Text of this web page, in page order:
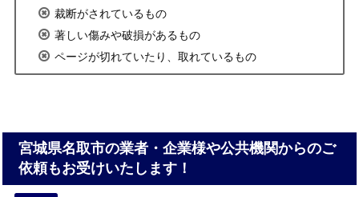
裁断がされているもの
著しい傷みや破損があるもの
ページが切れていたり、取れているもの
宮城県名取市の業者・企業様や公共機関からのご
依頼もお受けいたします！